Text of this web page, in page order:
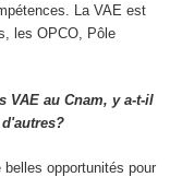
La VAE est
les OPCO, Pôle
VAE au Cnam, y a-t-il
opportunités pour